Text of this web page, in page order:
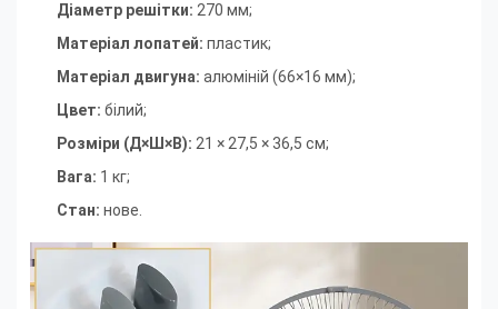
Діаметр решітки: 270 мм;
Матеріал лопатей: пластик;
Матеріал двигуна: алюміній (66×16 мм);
Цвет: білий;
Розміри (Д×Ш×В): 21 × 27,5 × 36,5 см;
Вага: 1 кг;
Стан: нове.